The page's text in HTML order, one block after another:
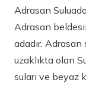
Adrasan
Adrasan
adadır.
uzaklıkta olan
suları ve beyaz